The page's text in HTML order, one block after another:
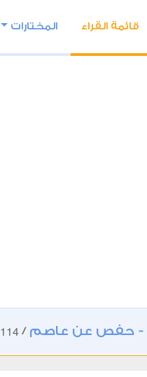
قائمة القراء المختارات
- حفص عن عاصم /
114